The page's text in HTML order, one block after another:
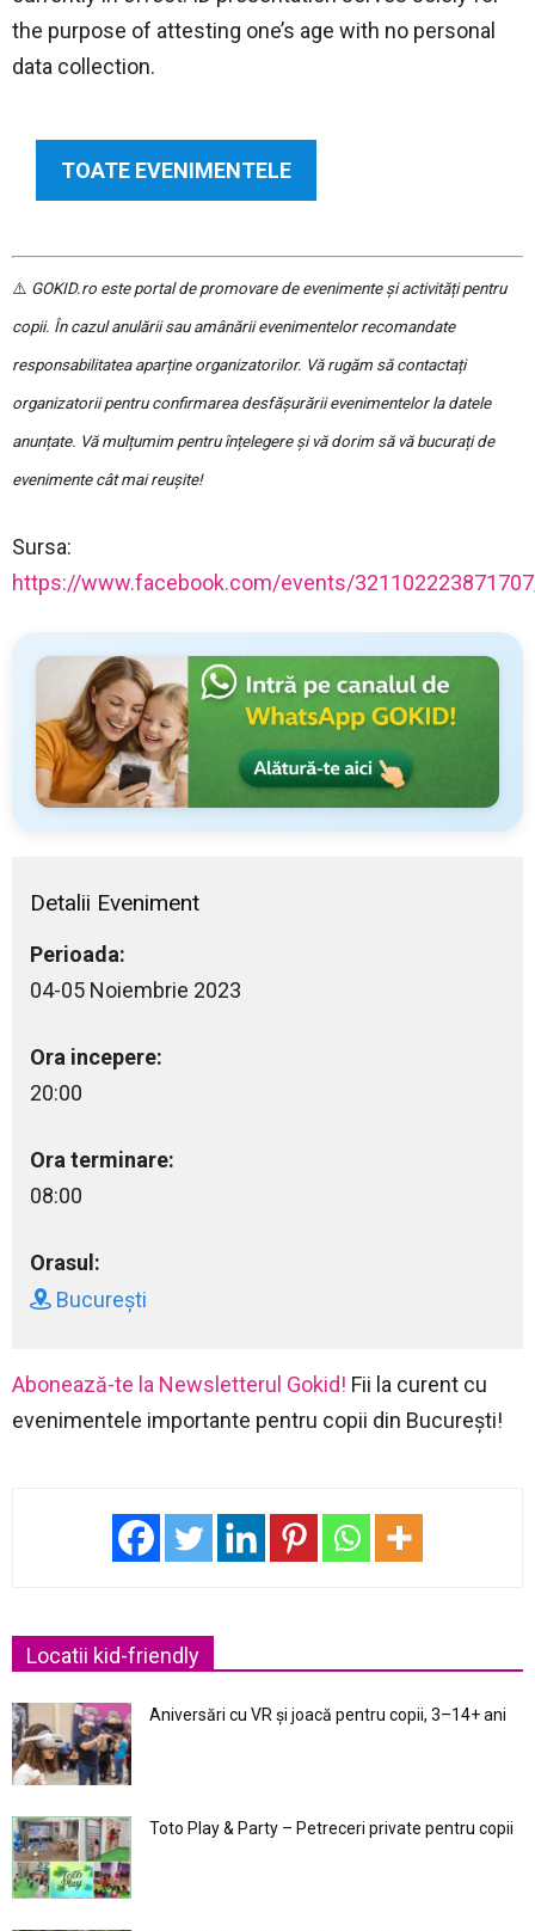
the purpose of attesting one’s age with no personal
data collection.
TOATE EVENIMENTELE
⚠️ GOKID.ro este portal de promovare de evenimente și activități pentru
copii. În cazul anulării sau amânării evenimentelor recomandate
responsabilitatea aparține organizatorilor. Vă rugăm să contactați
organizatorii pentru confirmarea desfășurării evenimentelor la datele
anunțate. Vă mulțumim pentru înțelegere și vă dorim să vă bucurați de
evenimente cât mai reușite!
Sursa:
https://www.facebook.com/events/
Detalii Eveniment
Perioada:
04-05 Noiembrie 2023
Ora incepere:
20:00
Ora terminare:
08:00
Orasul:
București
Abonează-te la Newsletterul Gokid! Fii la curent cu
evenimentele importante pentru copii din București!
Locatii kid-friendly
Aniversări cu VR și joacă pentru copii, 3–14+ ani
Toto Play & Party – Petreceri private pentru copii